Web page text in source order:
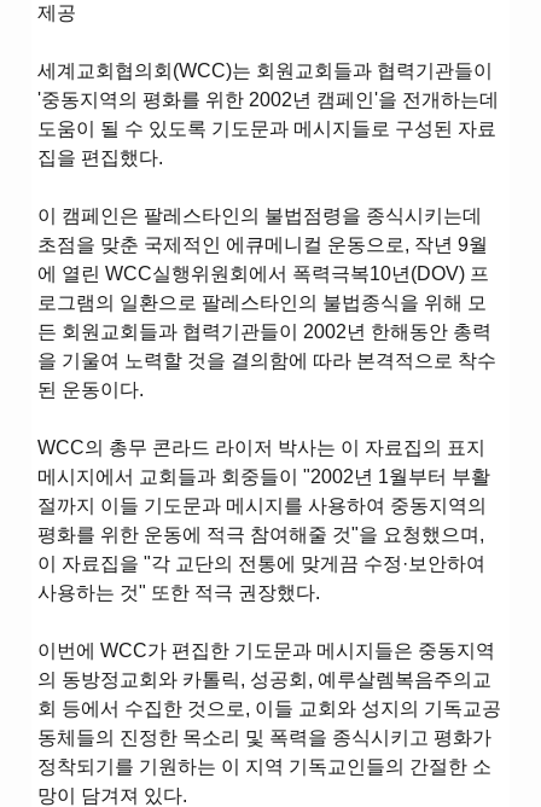
제공
세계교회협의회(WCC)는 회원교회들과 협력기관들이
'중동지역의 평화를 위한 2002년 캠페인'을 전개하는데
도움이 될 수 있도록 기도문과 메시지들로 구성된 자료
집을 편집했다.
이 캠페인은 팔레스타인의 불법점령을 종식시키는데
초점을 맞춘 국제적인 에큐메니컬 운동으로, 작년 9월
에 열린 WCC실행위원회에서 폭력극복10년(DOV) 프
로그램의 일환으로 팔레스타인의 불법종식을 위해 모
든 회원교회들과 협력기관들이 2002년 한해동안 총력
을 기울여 노력할 것을 결의함에 따라 본격적으로 착수
된 운동이다.
WCC의 총무 콘라드 라이저 박사는 이 자료집의 표지
메시지에서 교회들과 회중들이 "2002년 1월부터 부활
절까지 이들 기도문과 메시지를 사용하여 중동지역의
평화를 위한 운동에 적극 참여해줄 것"을 요청했으며,
이 자료집을 "각 교단의 전통에 맞게끔 수정·보안하여
사용하는 것" 또한 적극 권장했다.
이번에 WCC가 편집한 기도문과 메시지들은 중동지역
의 동방정교회와 카톨릭, 성공회, 예루살렘복음주의교
회 등에서 수집한 것으로, 이들 교회와 성지의 기독교공
동체들의 진정한 목소리 및 폭력을 종식시키고 평화가
정착되기를 기원하는 이 지역 기독교인들의 간절한 소
망이 담겨져 있다.